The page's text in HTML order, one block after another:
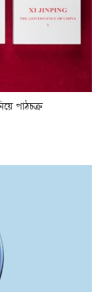
পাঠচক্র